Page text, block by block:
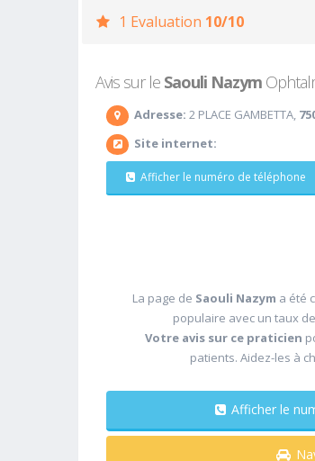
1 Evaluation 10/10
Avis sur le Saouli Nazym
Adresse: 2 PLACE GAMBETTA,
Site internet:
Afficher le numéro de téléphone
La page de Saouli Nazym a été
populaire avec un taux
Votre avis sur ce praticien
patients. Aidez-les à